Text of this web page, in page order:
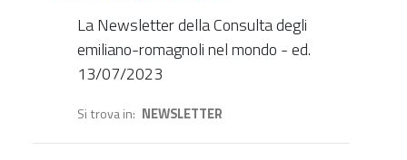
La Newsletter della Consulta degli
emiliano-romagnoli nel mondo - ed.
13/07/2023
Si trova in NEWSLETTER